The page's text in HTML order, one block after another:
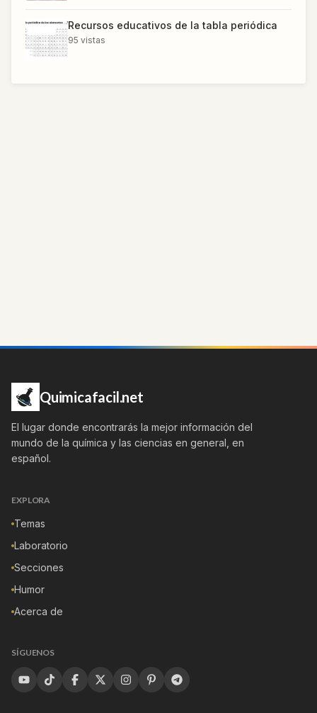
Recursos educativos de la tabla periódica
95 vistas
Quimicafacil.net
El lugar donde encontrarás la mejor información del
mundo de la química y las ciencias en general, en
español.
EXPLORA
Temas
Laboratorio
Secciones
Humor
Acerca de
SÍGUENOS